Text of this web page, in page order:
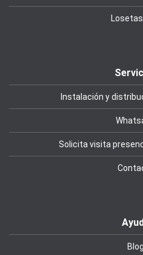
Losetas
Instalación y
Solicita visita
Blog